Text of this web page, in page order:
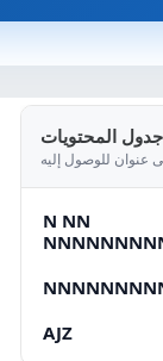
جدول المحتويات
عنوان للوصول إليه
N NN
AJZ